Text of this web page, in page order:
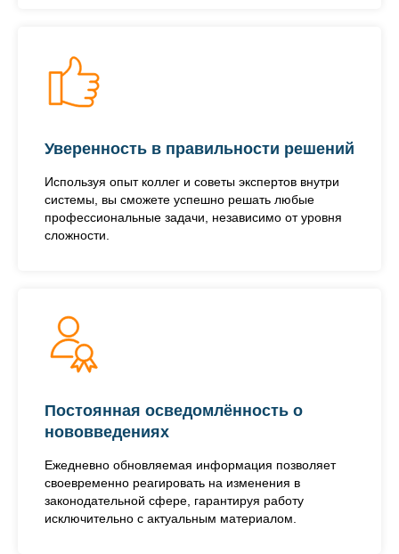
Уверенность в правильности решений
Используя опыт коллег и советы экспертов внутри
системы, вы сможете успешно решать любые
профессиональные задачи, независимо от уровня
сложности.
Постоянная осведомлённость о
нововведениях
Ежедневно обновляемая информация позволяет
своевременно реагировать на изменения в
законодательной сфере, гарантируя работу
исключительно с актуальным материалом.